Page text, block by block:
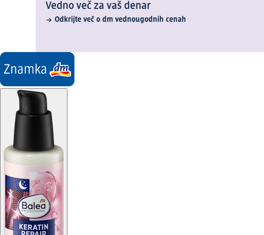
Vedno več za vaš denar
Odkrijte več o dm vednougodnih cenah